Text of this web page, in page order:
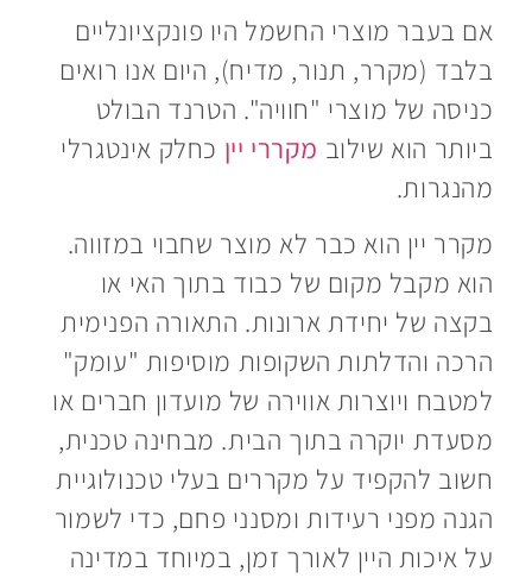
אם בעבר מוצרי החשמל היו פונקציונליים
בלבד (מקרר, תנור, מדיח), היום אנו רואים
כניסה של מוצרי "חוויה". הטרנד הבולט
ביותר הוא שילוב מקררי יין כחלק אינטגרלי
מהנגרות.
מקרר יין הוא כבר לא מוצר שחבוי במזווה.
הוא מקבל מקום של כבוד בתוך האי או
בקצה של יחידת ארונות. התאורה הפנימית
הרכה והדלתות השקופות מוסיפות "עומק"
למטבח ויוצרות אווירה של מועדון חברים או
מסעדת יוקרה בתוך הבית. מבחינה טכנית,
חשוב להקפיד על מקררים בעלי טכנולוגיית
הגנה מפני רעידות ומסנני פחם, כדי לשמור
על איכות היין לאורך זמן, במיוחד במדינה